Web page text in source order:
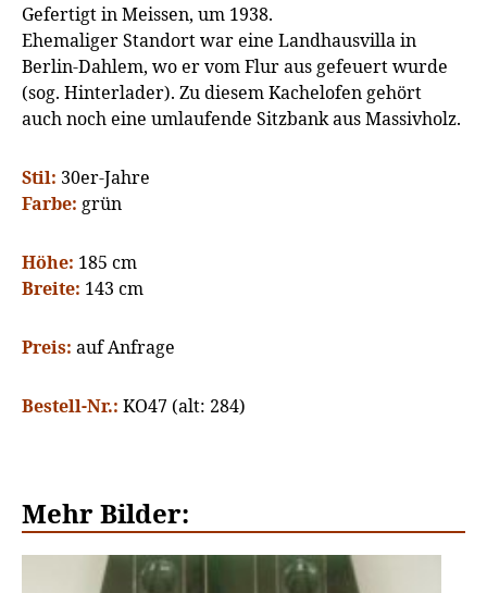
Gefertigt in Meissen, um 1938.
Ehemaliger Standort war eine Landhausvilla in
Berlin-Dahlem, wo er vom Flur aus gefeuert wurde
(sog. Hinterlader). Zu diesem Kachelofen gehört
auch noch eine umlaufende Sitzbank aus Massivholz.
Stil: 30er-Jahre
Farbe: grün
Höhe: 185 cm
Breite: 143 cm
Preis: auf Anfrage
Bestell-Nr.: KO47 (alt: 284)
Mehr Bilder: